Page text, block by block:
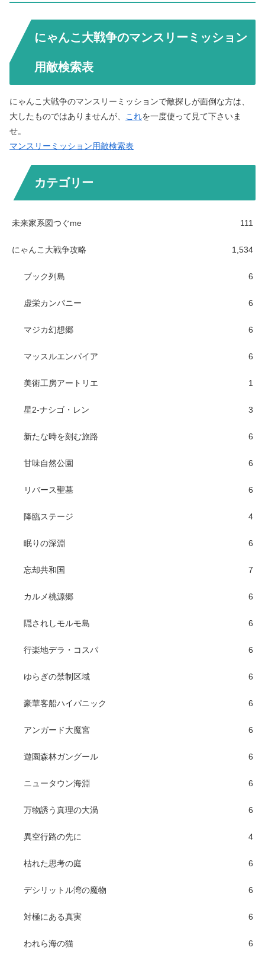
にゃんこ大戦争のマンスリーミッション
用敵検索表
にゃんこ大戦争のマンスリーミッションで敵探しが面倒な方は、
大したものではありませんが、
これを一度使って見て下さいま
せ。
マンスリーミッション用敵検索表
カテゴリー
未来家系図つぐme 111
にゃんこ大戦争攻略 1,534
ブック列島 6
虚栄カンパニー 6
マジカ幻想郷 6
マッスルエンパイア 6
美術工房アートリエ 1
星2-ナシゴ・レン 3
新たな時を刻む旅路 6
甘味自然公園 6
リバース聖墓 6
降臨ステージ 4
眠りの深淵 6
忘却共和国 7
カルメ桃源郷 6
隠されしモルモ島 6
行楽地デラ・コスパ 6
ゆらぎの禁制区域 6
豪華客船ハイパニック 6
アンガード大魔宮 6
遊園森林ガングール 6
ニュータウン海淵 6
万物誘う真理の大渦 6
異空行路の先に 4
枯れた思考の庭 6
デシリットル湾の魔物 6
対極にある真実 6
われら海の猫 6